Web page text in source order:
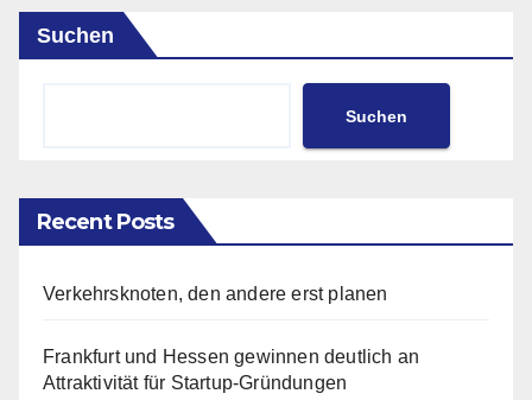
Suchen
Suchen
Recent Posts
Verkehrsknoten, den andere erst planen
Frankfurt und Hessen gewinnen deutlich an
Attraktivität für Startup-Gründungen